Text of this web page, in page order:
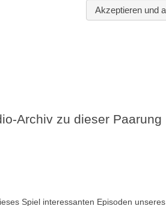
Archiv zu dieser Paarung
Spiel interessanten Episoden unseres